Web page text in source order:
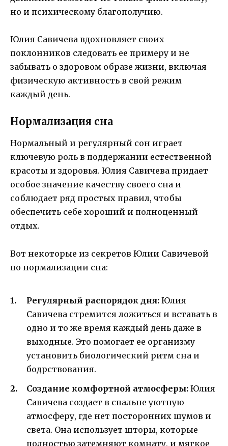
но и психическому благополучию.
Юлия Савичева вдохновляет своих
поклонников следовать ее примеру и не
забывать о здоровом образе жизни, включая
физическую активность в свой режим
каждый день.
Нормализация сна
Нормальный и регулярный сон играет
ключевую роль в поддержании естественной
красоты и здоровья. Юлия Савичева придает
особое значение качеству своего сна и
соблюдает ряд простых правил, чтобы
обеспечить себе хороший и полноценный
отдых.
Вот некоторые из секретов Юлии Савичевой
по нормализации сна:
Регулярный распорядок дня: Юлия
Савичева стремится ложиться и вставать в
одно и то же время каждый день даже в
выходные. Это помогает ее организму
установить биологический ритм сна и
бодрствования.
Создание комфортной атмосферы: Юлия
Савичева создает в спальне уютную
атмосферу, где нет посторонних шумов и
света. Она использует шторы, которые
полностью затемняют комнату, и мягкое